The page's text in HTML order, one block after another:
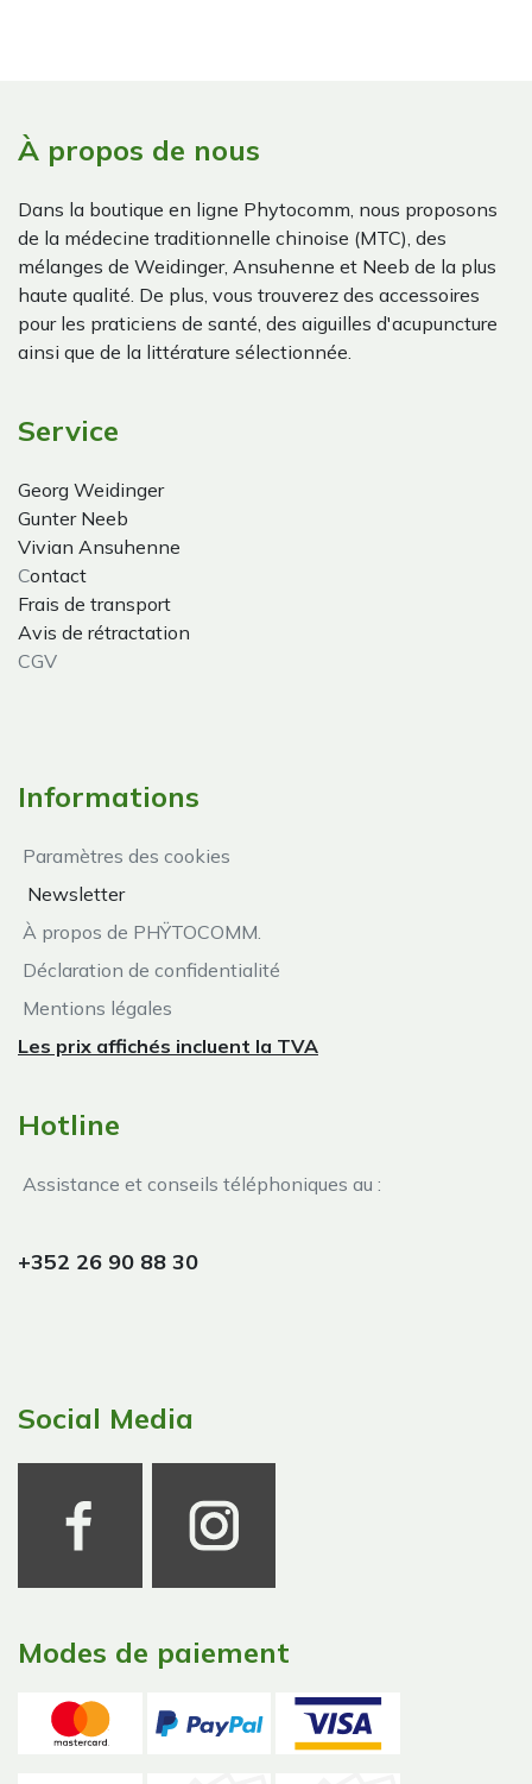
À propos de nous
Dans la boutique en ligne Phytocomm, nous proposons
de la médecine traditionnelle chinoise (MTC), des
mélanges de Weidinger, Ansuhenne et Neeb de la plus
haute qualité. De plus, vous trouverez des accessoires
pour les praticiens de santé, des aiguilles d'acupuncture
ainsi que de la littérature sélectionnée.
Service
Georg Weidinger
Gunter Neeb
Vivian Ansuhenne
Contact
Frais de transport
Avis de rétractation
CGV
Informations
Paramètres des cookies
Newsletter
À propos de PHŸTOCOMM.
Déclaration de confidentialité
Mentions légales
Les prix affichés incluent la TVA
Hotline
Assistance et conseils téléphoniques au :
+352 26 90 88 30
Social Media
Modes de paiement